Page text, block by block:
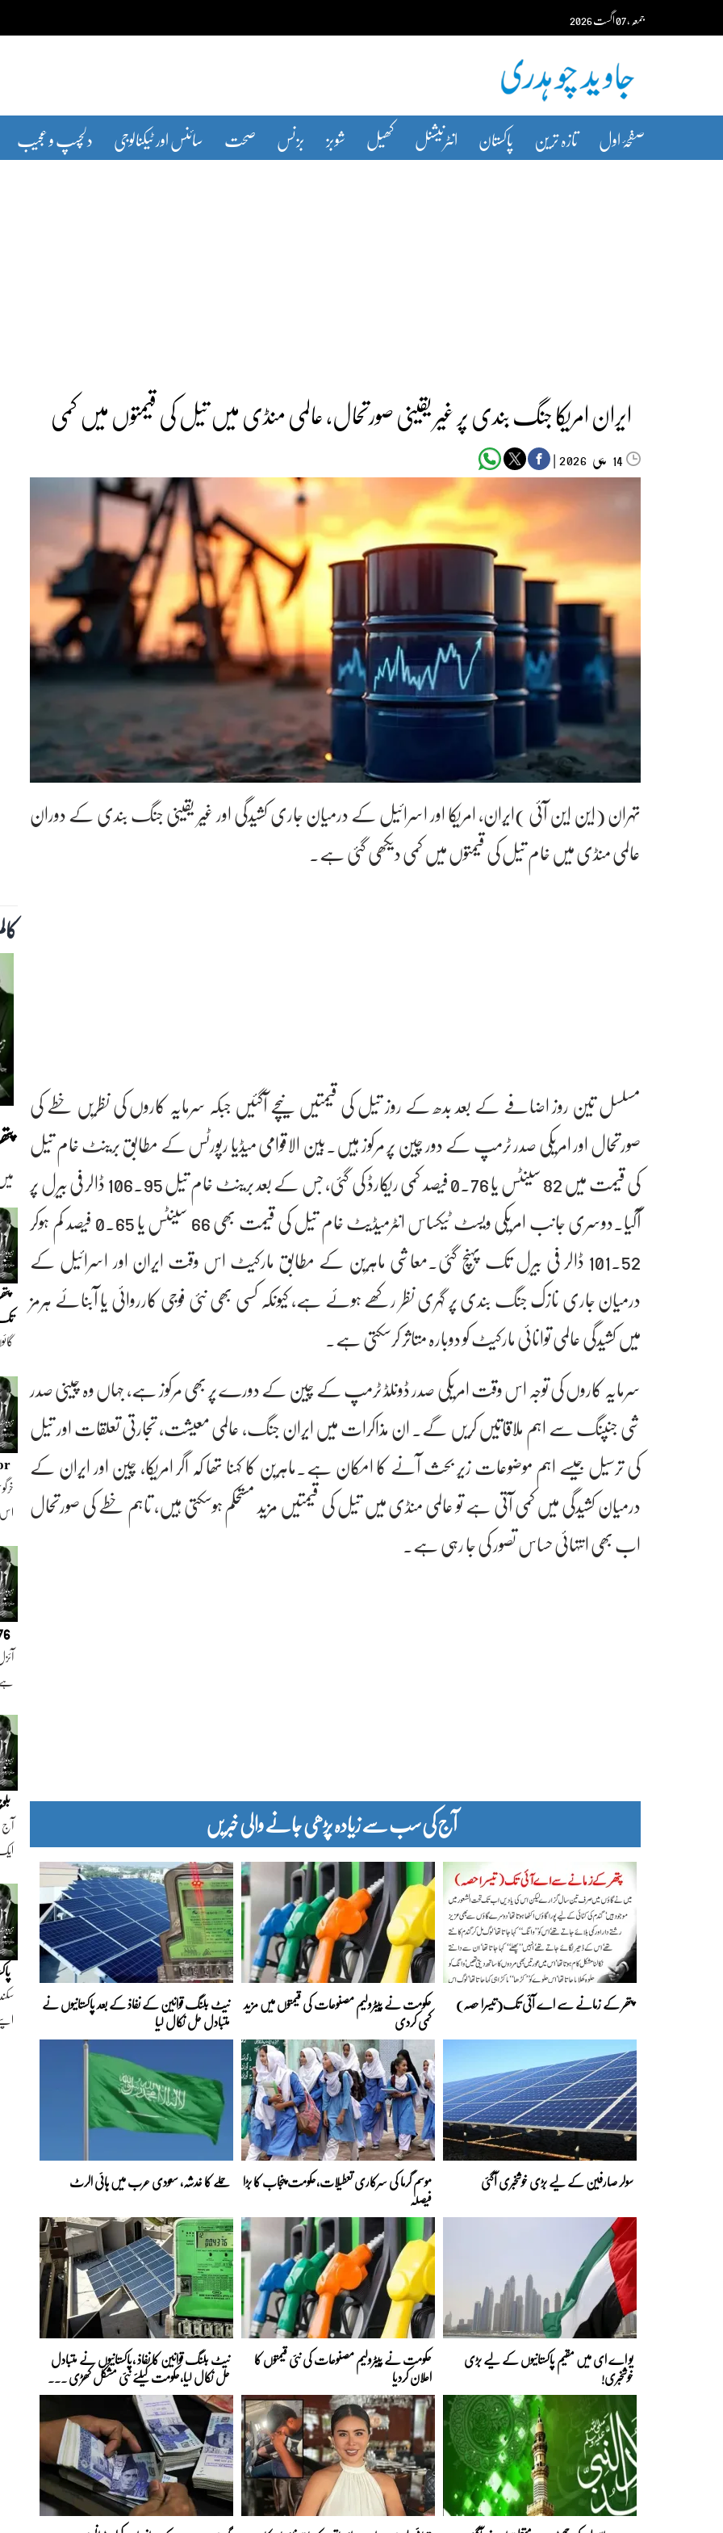
content جمعہ‬‮،07اگست‬‮2026
صفحۂ اول تازہ ترین پاکستان انٹرنیشنل کھیل شوبز بزنس صحت سائنس اور ٹیکنالوجی دلچسپ و عجیب
ایران امریکا جنگ بندی پر غیر یقینی صورتحال، عالمی منڈی میں تیل کی قیمتوں میں کمی
14 مئی‬‮ |
تہران (این این آئی )ایران، امریکا اور اسرائیل کے درمیان جاری کشیدگی اور غیر یقینی جنگ بندی کے دوران
عالمی منڈی میں خام تیل کی قیمتوں میں کمی دیکھی گئی ہے۔
مسلسل تین روز اضافے کے بعد بدھ کے روز تیل کی قیمتیں نیچے آگئیں جبکہ سرمایہ کاروں کی نظریں خطے کی
صورتحال اور امریکی صدر ٹرمپ کے دور چین پر مرکوز ہیں۔بین الاقوامی میڈیا رپورٹس کے مطابق برینٹ خام تیل
کی قیمت میں 82 سینٹس یا 0.76 فیصد کمی ریکارڈ کی گئی، جس کے بعد برینٹ خام تیل 106.95 ڈالر فی بیرل پر
آگیا۔دوسری جانب امریکی ویسٹ ٹیکساس انٹرمیڈیٹ خام تیل کی قیمت بھی 66 سینٹس یا 0.65 فیصد کم ہوکر
101.52 ڈالر فی بیرل تک پہنچ گئی۔معاشی ماہرین کے مطابق مارکیٹ اس وقت ایران اور اسرائیل کے
درمیان جاری نازک جنگ بندی پر گہری نظر رکھے ہوئے ہے، کیونکہ کسی بھی نئی فوجی کارروائی یا آبنائے ہرمز
میں کشیدگی عالمی توانائی مارکیٹ کو دوبارہ متاثر کرسکتی ہے۔
سرمایہ کاروں کی توجہ اس وقت امریکی صدر ڈونلڈ ٹرمپ کے چین کے دورے پر بھی مرکوز ہے، جہاں وہ چینی صدر
شی جنپنگ سے اہم ملاقاتیں کریں گے۔ ان مذاکرات میں ایران جنگ، عالمی معیشت، تجارتی تعلقات اور تیل
کی ترسیل جیسے اہم موضوعات زیر بحث آنے کا امکان ہے۔ماہرین کا کہنا تھا کہ اگر امریکا، چین اور ایران کے
درمیان کشیدگی میں کمی آتی ہے تو عالمی منڈی میں تیل کی قیمتیں مزید مستحکم ہوسکتی ہیں، تاہم خطے کی صورتحال
اب بھی انتہائی حساس تصور کی جا رہی ہے۔
آج کی سب سے زیادہ پڑھی جانے والی خبریں
پتھر کے زمانے سے اے آئی تک(تیسرا حصہ) حکومت نے پیٹرولیم مصنوعات کی قیمتوں میں مزید
کمی کردی
نیٹ بلنگ قوانین کے نفاذ کے بعد پاکستانیوں نے
متبادل حل نکال لیا
سولر صارفین کے لیے بڑی خوشخبری آگئی موسم گرما کی سرکاری تعطیلات،حکومت پنجاب کا بڑا
فیصلہ
حملے کا خدشہ، سعودی عرب میں ہائی الرٹ
یو اے ای میں مقیم پاکستانیوں کے لیے بڑی
خوشخبری!
حکومت نے پیٹرولیم مصنوعات کی نئی قیمتوں کا
اعلان کردیا
نیٹ بلنگ قوانین کا نفاذ ،پاکستانیوں نے متبادل
حل نکال لیا،حکومت کیلئے نئی مشکل کھڑی ...